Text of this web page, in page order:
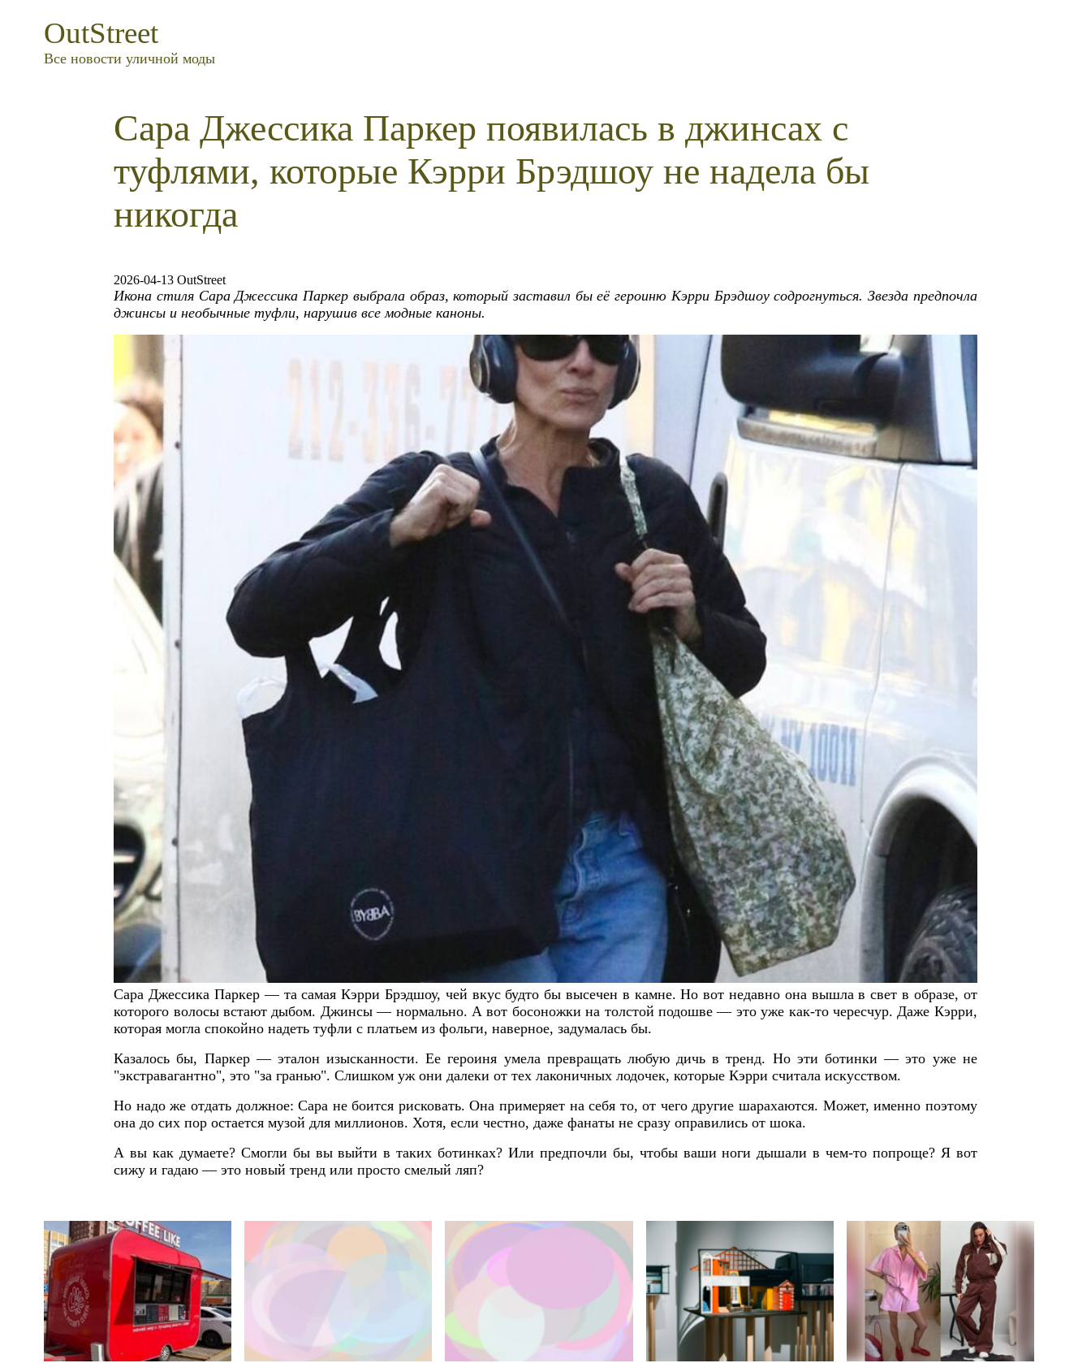
OutStreet
Все новости уличной моды
Сара Джессика Паркер появилась в джинсах с
туфлями, которые Кэрри Брэдшоу не надела бы
никогда
2026-04-13 OutStreet
Икона стиля Сара Джессика Паркер выбрала образ, который заставил бы её героиню Кэрри Брэдшоу содрогнуться. Звезда предпочла
джинсы и необычные туфли, нарушив все модные каноны.
Сара Джессика Паркер — та самая Кэрри Брэдшоу, чей вкус будто бы высечен в камне. Но вот недавно она вышла в свет в образе, от
которого волосы встают дыбом. Джинсы — нормально. А вот босоножки на толстой подошве — это уже как-то чересчур. Даже Кэрри,
которая могла спокойно надеть туфли с платьем из фольги, наверное, задумалась бы.
Казалось бы, Паркер — эталон изысканности. Ее героиня умела превращать любую дичь в тренд. Но эти ботинки — это уже не
"экстравагантно", это "за гранью". Слишком уж они далеки от тех лаконичных лодочек, которые Кэрри считала искусством.
Но надо же отдать должное: Сара не боится рисковать. Она примеряет на себя то, от чего другие шарахаются. Может, именно поэтому
она до сих пор остается музой для миллионов. Хотя, если честно, даже фанаты не сразу оправились от шока.
А вы как думаете? Смогли бы вы выйти в таких ботинках? Или предпочли бы, чтобы ваши ноги дышали в чем-то попроще? Я вот
сижу и гадаю — это новый тренд или просто смелый ляп?